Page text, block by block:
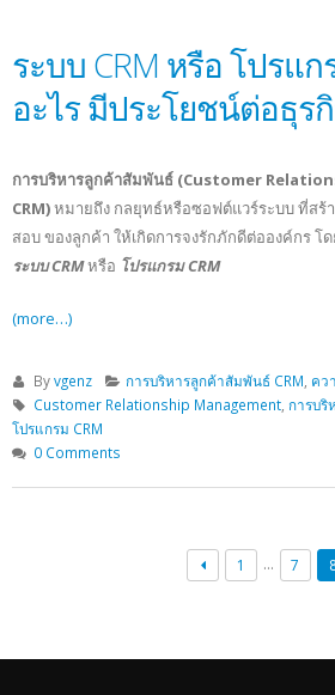
ระบบ CRM หรือ โปรแก
อะไร มีประโยชน์ต่อธุร
การบริหารลูกค้าสัมพันธ์ (Customer
CRM)หมายถึง กลยุทธ์หรือซอฟต์แวร์ระบบ ที่สร้
สอบ ของลูกค้า ให้เกิดการจงรักภักดีต่อองค์กร โ
ระบบ CRMหรือ โปรแกรม CRM
(more…)
Byvgenz การบริหารลูกค้าสัมพันธ์ CRM คว
Customer Relationship Management, การบ
โปรแกรม CRM
0 Comments
1 … 7